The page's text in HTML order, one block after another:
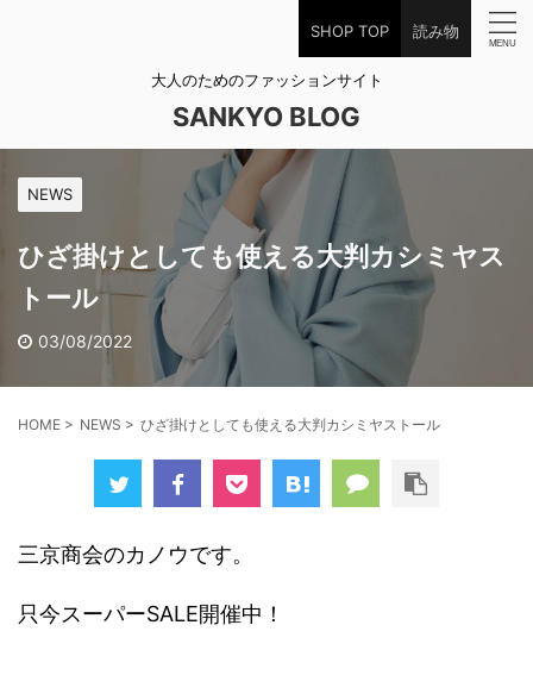
SHOP TOP 読み物
大人のためのファッションサイト
SANKYO BLOG
NEWS
ひざ掛けとしても使える大判カシミヤス
トール
03/08/2022
HOME > NEWS > ひざ掛けとしても使える大判カシミヤストール
三京商会のカノウです。
只今スーパーSALE開催中！